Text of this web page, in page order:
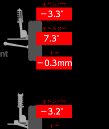
キャンバー
−3.3°
キャスター
7.3°
トー
−0.3mm
キャンバー
−3.2°
トー